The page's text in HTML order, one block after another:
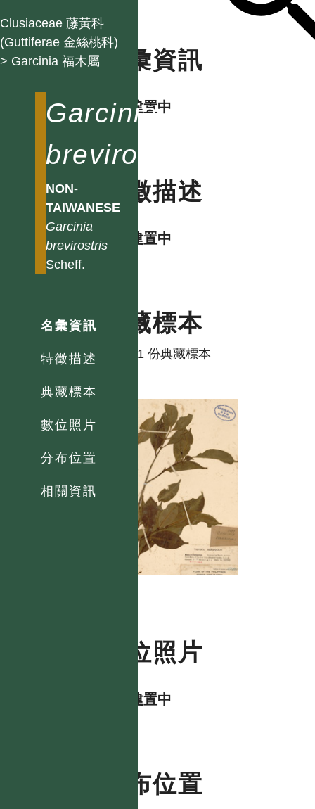
Clusiaceae 藤黃科
(Guttiferae 金絲桃科)
> Garcinia 福木屬
Garcinia
brevirostris
NON-
TAIWANESE
Garcinia
brevirostris
Scheff.
名彙資訊
特徵描述
典藏標本
數位照片
分布位置
相關資訊
名彙資訊
資料建置中
特徵描述
資料建置中
典藏標本
共有 1 份典藏標本
數位照片
資料建置中
分布位置